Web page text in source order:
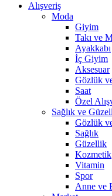
Alışveriş
Moda
Giyim
Takı ve
Ayakkabı
İç Giyim
Aksesuar
Gözlük
Saat
Özel
Sağlık ve
Gözlük
Sağlık
Güzellik
Kozmetik
Vitamin
Spor
Anne ve